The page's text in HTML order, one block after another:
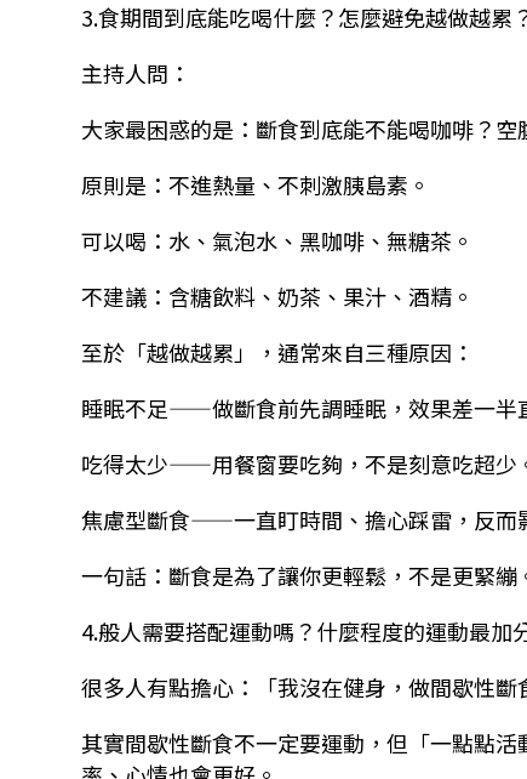
3.食期間到底能吃喝什麼？怎麼避免越做越累
主持人問：
大家最困惑的是：斷食到底能不能喝咖啡？空
原則是：不進熱量、不刺激胰島素。
可以喝：水、氣泡水、黑咖啡、無糖茶。
不建議：含糖飲料、奶茶、果汁、酒精。
至於「越做越累」，通常來自三種原因：
睡眠不足——做斷食前先調睡眠，效果差一半
吃得太少——用餐窗要吃夠，不是刻意吃超少
焦慮型斷食——一直盯時間、擔心踩雷，反而
一句話：斷食是為了讓你更輕鬆，不是更緊繃
4.般人需要搭配運動嗎？什麼程度的運動最加
很多人有點擔心：「我沒在健身，做間歇性
其實間歇性斷食不一定要運動，但「一點點